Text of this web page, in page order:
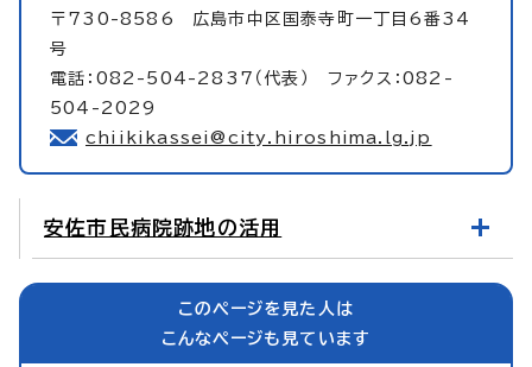
〒730-8586 広島市中区国泰寺町一丁目6番34
号
電話：082-504-2837（代表） ファクス：082-
504-2029
chiikikassei@city.hiroshima.lg.jp
安佐市民病院跡地の活用
このページを見た人は
こんなページも見ています